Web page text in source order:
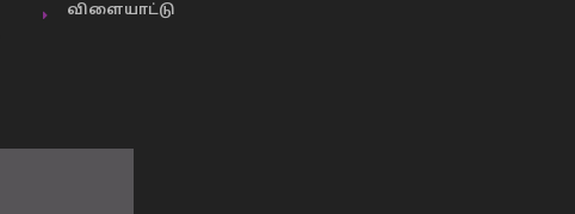
விளையாட்டு